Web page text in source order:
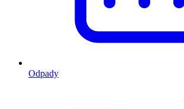
Odpady